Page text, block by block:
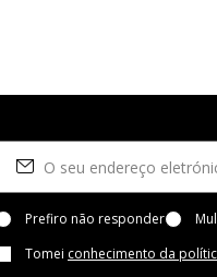
Prefiro não responder
Tomei conhecimento da